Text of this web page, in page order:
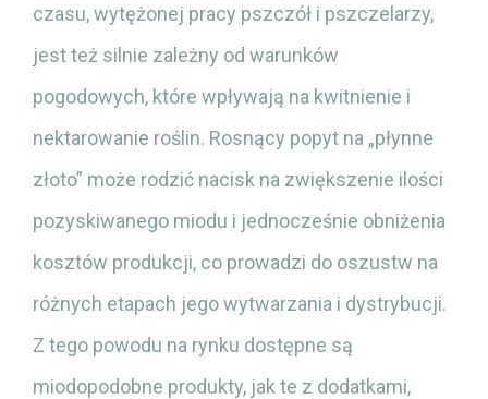
czasu, wytężonej pracy pszczół i pszczelarzy,
jest też silnie zależny od warunków
pogodowych, które wpływają na kwitnienie i
nektarowanie roślin. Rosnący popyt na „płynne
złoto” może rodzić nacisk na zwiększenie ilości
pozyskiwanego miodu i jednocześnie obniżenia
kosztów produkcji, co prowadzi do oszustw na
różnych etapach jego wytwarzania i dystrybucji.
Z tego powodu na rynku dostępne są
miodopodobne produkty, jak te z dodatkami,